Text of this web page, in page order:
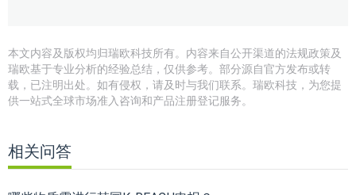
本文内容及版权均归瑞欧科技所有。内容来自公开渠道的法规政策及
瑞欧基于专业分析的经验总结，仅供参考。部分源自官方发布或转
载，已注明出处。如有侵权，请及时与我们联系。瑞欧科技，为您提
供一站式全球市场准入咨询和产品注册登记服务。
相关问答